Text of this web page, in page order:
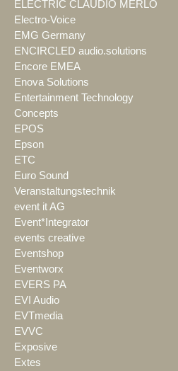
ELECTRIC CLAUDIO MERLO
Electro-Voice
EMG Germany
ENCIRCLED audio.solutions
Encore EMEA
Enova Solutions
Entertainment Technology
Concepts
EPOS
Epson
ETC
Euro Sound
Veranstaltungstechnik
event it AG
Event*Integrator
events creative
Eventshop
Eventworx
EVERS PA
EVI Audio
EVTmedia
EVVC
Exposive
Extes